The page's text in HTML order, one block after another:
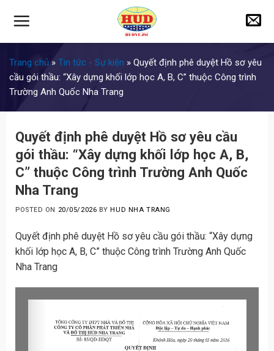
Trang chủ» Tin tức - Sự kiện » Quyết định phê duyệt Hồ sơ yêu
cầu gói thầu: “Xây dựng khối lớp học A, B, C” thuộc Công trình
Trường Anh Quốc Nha Trang
Quyết định phê duyệt Hồ sơ yêu cầu
gói thầu: “Xây dựng khối lớp học A, B,
C” thuộc Công trình Trường Anh Quốc
Nha Trang
POSTED ON 20/05/2026 BY HUD NHA TRANG
Quyết định phê duyệt Hồ sơ yêu cầu gói thầu: “Xây dựng
khối lớp học A, B, C” thuộc Công trình Trường Anh Quốc
Nha Trang